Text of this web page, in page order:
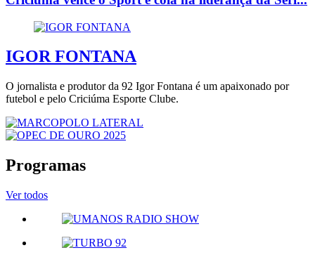
IGOR FONTANA
O jornalista e produtor da 92 Igor Fontana é um apaixonado por
futebol e pelo Criciúma Esporte Clube.
Programas
Ver todos